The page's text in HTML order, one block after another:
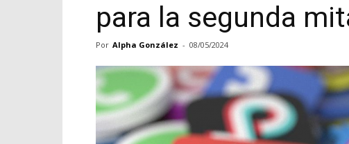
para la segunda
Por Alpha González - 08/05/2024